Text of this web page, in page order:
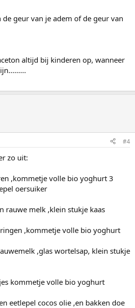
geur van je adem of de geur van
altijd bij kinderen op, wanneer
#4
zo uit:
,kommetje volle bio yoghurt 3
oersuiker
rauwe melk ,klein stukje kaas
,kommetje volle bio yoghurt
,glas wortelsap, klein stukje
kommetje volle bio yoghurt
eetlepel cocos olie ,en bakken doe